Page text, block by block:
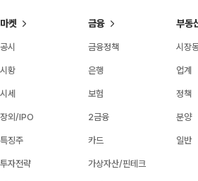
마켓
공시
시황
시세
장외/IPO
특징주
투자전략
금융
금융정책
은행
보험
2금융
카드
가상자산/핀테크
부동
시장
업계
정책
분양
일반